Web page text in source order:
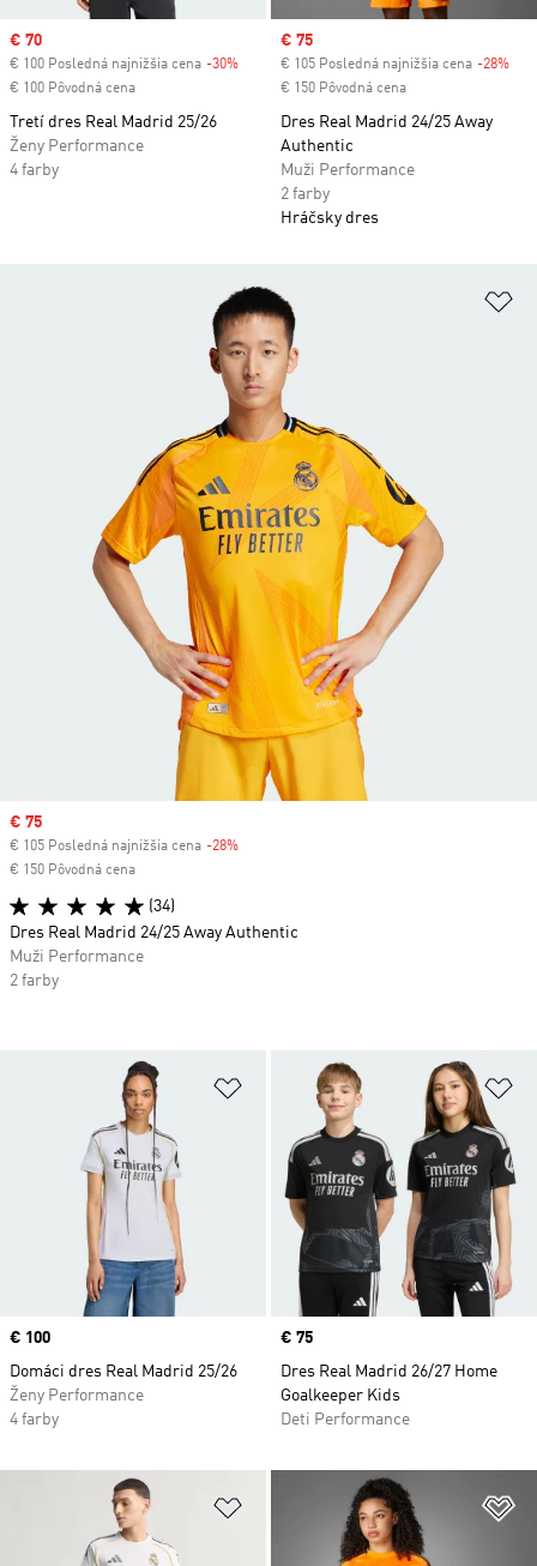
Sale price
€ 70
€ 100 Posledná najnižšia cena -30% Discount
€ 100 Pôvodná cena
Tretí dres Real Madrid 25/26
Ženy Performance
4 farby
Sale price
€ 75
€ 105 Posledná najnižšia cena -28%
€ 150 Pôvodná cena
Dres Real Madrid 24/25 Away
Authentic
Muži Performance
2 farby
Hráčsky dres
Pridať do zoznamu želaných
Price
€ 100
Domáci dres Real Madrid 25/26
Ženy Performance
4 farby
Price
€ 75
Dres Real Madrid 26/27 Home
Goalkeeper Kids
Deti Performance
Pridať do zoznamu želaných
Sale price
€ 75
€ 105 Posledná najnižšia cena -28%
€ 150 Pôvodná cena
(34)
Dres Real Madrid 24/25 Away Authentic
Muži Performance
2 farby